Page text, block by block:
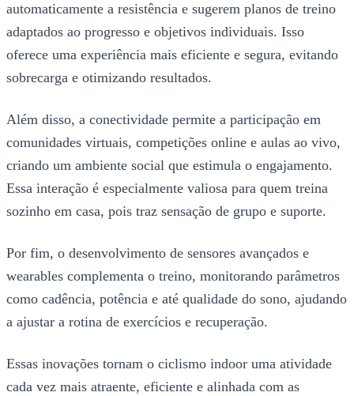
automaticamente a resistência e sugerem planos de treino
adaptados ao progresso e objetivos individuais. Isso
oferece uma experiência mais eficiente e segura, evitando
sobrecarga e otimizando resultados.
Além disso, a conectividade permite a participação em
comunidades virtuais, competições online e aulas ao vivo,
criando um ambiente social que estimula o engajamento.
Essa interação é especialmente valiosa para quem treina
sozinho em casa, pois traz sensação de grupo e suporte.
Por fim, o desenvolvimento de sensores avançados e
wearables complementa o treino, monitorando parâmetros
como cadência, potência e até qualidade do sono, ajudando
a ajustar a rotina de exercícios e recuperação.
Essas inovações tornam o ciclismo indoor uma atividade
cada vez mais atraente, eficiente e alinhada com as